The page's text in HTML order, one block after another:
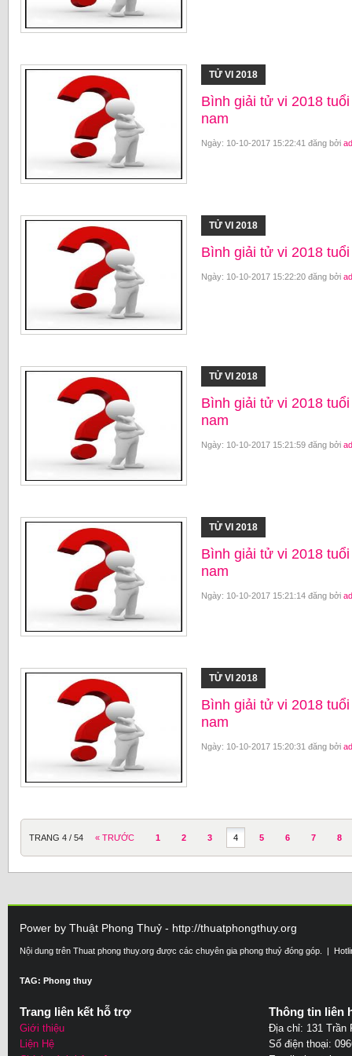
TỬ VI 2018
Bình giải tử vi 2018
nam
Ngày: 10-10-2017 15:22:41 đăng bởi
TỬ VI 2018
Bình giải tử vi 2018
Ngày: 10-10-2017 15:22:20 đăng bởi
TỬ VI 2018
Bình giải tử vi 2018
nam
Ngày: 10-10-2017 15:21:59 đăng bởi
TỬ VI 2018
Bình giải tử vi 2018
nam
Ngày: 10-10-2017 15:21:14 đăng bởi
TỬ VI 2018
Bình giải tử vi 2018
nam
Ngày: 10-10-2017 15:20:31 đăng bởi
TRANG 4 / 54 « TRƯỚC 1 2 3 4 5 6 7 8
Power by Thuật Phong Thuỷ - http://thuatphongthuy.org
Nội dung trên Thuat phong thuy.org được các chuyên gia phong thuỷ đóng góp. |
TAG: Phong thuy
Trang liên kết hỗ trợ
Giới thiệu
Liện Hệ
Thông tin liên
Địa chỉ: 131 Trần
Số điện thoại: